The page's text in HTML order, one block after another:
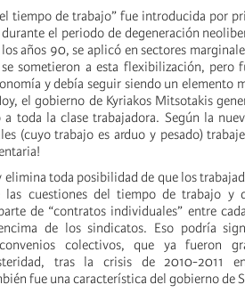
tiempo de trabajo” fue introducida por
el periodo de degeneración
años 90, se aplicó en sectores
sometieron a esta flexibilización, pero
y debía seguir siendo un elemento
el gobierno de Kyriakos Mitsotakis
toda la clase trabajadora. Según la
(cuyo trabajo es arduo y pesado)
elimina toda posibilidad de que los
las cuestiones del tiempo de trabajo y
de “contratos individuales” entre
de los sindicatos. Eso podría
colectivos, que ya fueron
tras la crisis de 2010-2011
fue una característica del gobierno de